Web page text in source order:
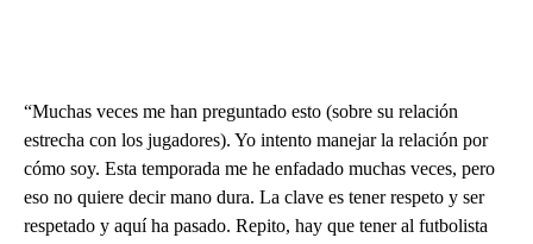
“Muchas veces me han preguntado esto (sobre su relación
estrecha con los jugadores). Yo intento manejar la relación por
cómo soy. Esta temporada me he enfadado muchas veces, pero
eso no quiere decir mano dura. La clave es tener respeto y ser
respetado y aquí ha pasado. Repito, hay que tener al futbolista